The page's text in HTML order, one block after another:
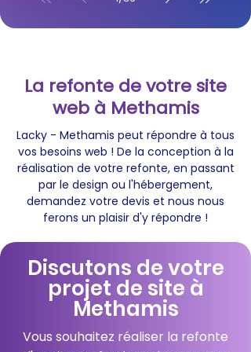
La refonte de votre site
web à Methamis
Lacky - Methamis peut répondre à tous
vos besoins web ! De la conception à la
réalisation de votre refonte, en passant
par le design ou l'hébergement,
demandez votre devis et nous nous
ferons un plaisir d'y répondre !
Discutons de votre
projet de site à
Methamis
Vous souhaitez réaliser la refonte